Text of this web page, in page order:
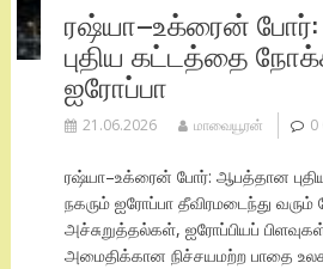
ரஷ்யா–உக்ரைன்
புதிய கட்டத்தை
ஐரோப்பா
21.06.2026 மாவையூரன் 0
ரஷ்யா–உக்ரைன் போர்: ஆபத்தான
நகரும் ஐரோப்பா தீவிரமடைந்து
அச்சுறுத்தல்கள், ஐரோப்பியப்
அமைதிக்கான நிச்சயமற்ற பாதை